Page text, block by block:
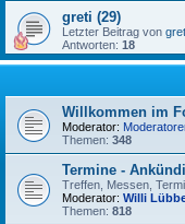
greti (29)
Letzter Beitrag von
Antworten: 18
Willkommen im
Moderator:
Themen: 348
Termine -
Treffen, Messen,
Moderator: Willi
Themen: 818